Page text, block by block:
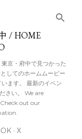
ンツに移動
/ HOME
京・府中で見つかった
してのホームムービー
ます。 最新のイベン
さい。 We are
out our
X